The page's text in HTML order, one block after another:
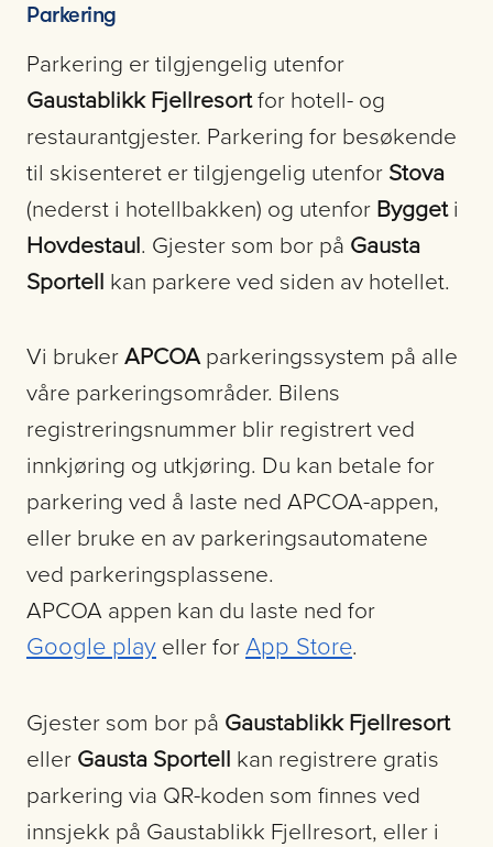
Parkering
Parkering er tilgjengelig utenfor
Gaustablikk Fjellresortfor hotell- og
restaurantgjester. Parkering for besøkende
til skisenteret er tilgjengelig utenfor Stova
(nederst i hotellbakken) og utenfor Byggeti
Hovdestaul. Gjester som bor på Gausta
Sportell kan parkere ved siden av hotellet.
Vi bruker APCOAparkeringssystem på alle
våre parkeringsområder. Bilens
registreringsnummer blir registrert ved
innkjøring og utkjøring. Du kan betale for
parkering ved å laste ned APCOA-appen,
eller bruke en av parkeringsautomatene
ved parkeringsplassene.
APCOA appen kan du laste ned for
Google play eller for App Store.
Gjester som bor på Gaustablikk Fjellresort
eller Gausta Sportell kan registrere gratis
parkering via QR-koden som finnes ved
innsjekk på Gaustablikk Fjellresort, eller i